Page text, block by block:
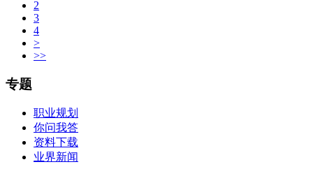
2
3
4
>
>>
专题
职业规划
你问我答
资料下载
业界新闻